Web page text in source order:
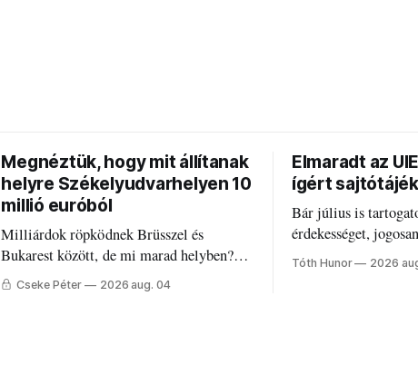
Megnéztük, hogy mit állítanak
helyre Székelyudvarhelyen 10
millió euróból
Milliárdok röpködnek Brüsszel és
Bukarest között, de mi marad helyben?
Mire költik a PNRR-pénzeket
Cseke Péter 2026 aug. 04
Elmaradt az
ígért
Bár július is
érdekességet,
valami elmaradt.
Tóth Hunor 2026